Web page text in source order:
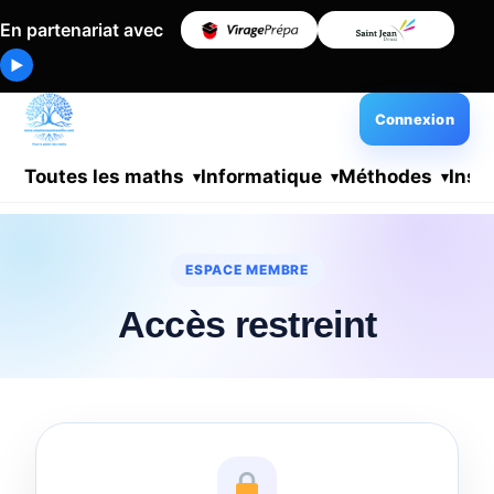
En partenariat avec
▶
Toutes les maths Informatique Méthodes
Connexion
ESPACE MEMBRE
Accès restreint